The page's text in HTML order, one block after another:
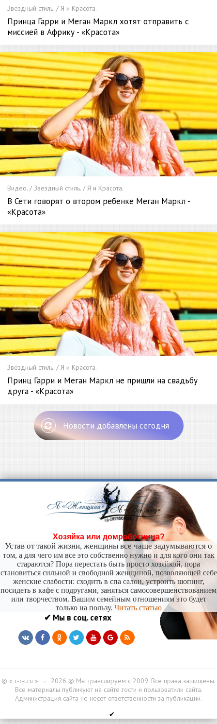
Звездный стиль. / Я и Красота.
Принца Гарри и Меган Маркл хотят отправить с
миссией в Африку - «Красота»
Видео. / Звездный стиль. / Я и Красота.
В Сети говорят о втором ребенке Меган Маркл -
«Красота»
Звездный стиль. / Я и Красота.
Принц Гарри и Меган Маркл не пришли на свадьбу
друга - «Красота»
Новости добавлены сегодня
Хозяйка или домработница?
Устав от такой жизни, женщины все чаще задумываются о
том, а для чего им все это собственно нужно и для кого они так
стараются? Пора перестать быть просто хозяйкой, пора
становиться сильной и свободной женщиной, позволяющей себе
женские слабости: сходить в спа салон, устроить шопинг,
посидеть в кафе с подругами, заняться самосовершенствованием
или творчеством. Вашим семейным отношениям это будет
только на пользу. Читать статью
✔ Мы в соц. сетях
© « c-c-i.ru » → 2026 © Мы транслируем с 2009. Все права защищены.
Все материалы публикуют на сайте гости и пользоватили сайта.
Администрация сайта не несет ответственности за публикации.
✔